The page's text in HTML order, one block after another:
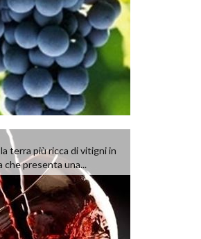
la terra più ricca di vitigni in
che presenta una...